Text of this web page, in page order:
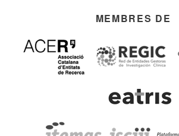
MEMBRES DE